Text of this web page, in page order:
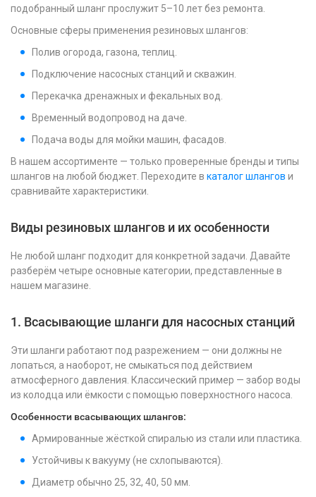
подобранный шланг прослужит 5–10 лет без ремонта.
Основные сферы применения резиновых шлангов:
Полив огорода, газона, теплиц.
Подключение насосных станций и скважин.
Перекачка дренажных и фекальных вод.
Временный водопровод на даче.
Подача воды для мойки машин, фасадов.
В нашем ассортименте — только проверенные бренды и типы
шлангов на любой бюджет. Переходите в каталог шлангов и
сравнивайте характеристики.
Виды резиновых шлангов и их особенности
Не любой шланг подходит для конкретной задачи. Давайте
разберём четыре основные категории, представленные в
нашем магазине.
1. Всасывающие шланги для насосных станций
Эти шланги работают под разрежением — они должны не
лопаться, а наоборот, не смыкаться под действием
атмосферного давления. Классический пример — забор воды
из колодца или ёмкости с помощью поверхностного насоса.
Особенности всасывающих шлангов:
Армированные жёсткой спиралью из стали или пластика.
Устойчивы к вакууму (не схлопываются).
Диаметр обычно 25, 32, 40, 50 мм.